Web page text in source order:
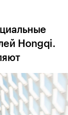
Hongqi.